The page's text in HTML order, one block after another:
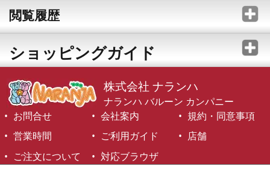
閲覧履歴
ショッピングガイド
株式会社 ナランハ
ナランハ バルーン カンパニー
お問合せ
会社案内
規約・同意事項
営業時間
ご利用ガイド
店舗
ご注文について
対応ブラウザ